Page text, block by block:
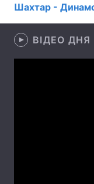
Техно і зв'язок
Шахтар -
ВІДЕО ДНЯ